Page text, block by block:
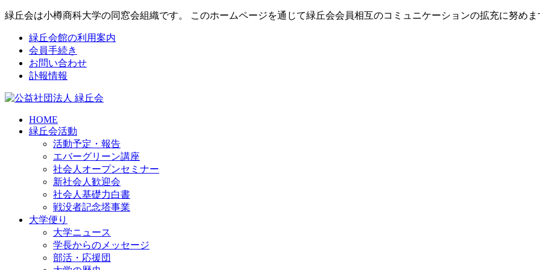
緑丘会は小樽商科大学の同窓会組織です。 このホームページを通じて緑丘会会員相互のコミュニケーションの拡充に努めま
緑丘会館の利用案内
会員手続き
お問い合わせ
訃報情報
HOME
緑丘会活動
活動予定・報告
エバーグリーン講座
社会人オープンセミナー
新社会人歓迎会
社会人基礎力白書
戦没者記念塔事業
大学便り
大学ニュース
学長からのメッセージ
部活・応援団